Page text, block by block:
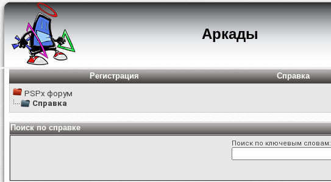
Аркады
Регистрация Справка
PSPx форум
Справка
Поиск по справке
Поиск по ключевым словам: